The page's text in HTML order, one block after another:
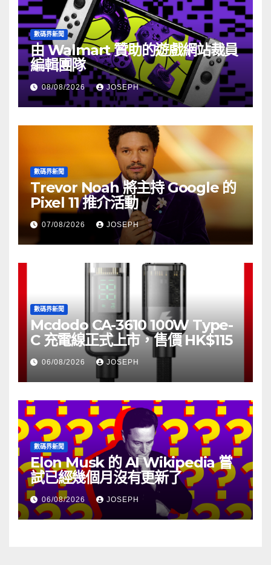
數碼界新聞
由 Walmart 贊助的遊戲網站裁員
編輯團隊
08/08/2026 JOSEPH
數碼界新聞
Trevor Noah 將主持 Google 的
Pixel 11 推介活動
07/08/2026 JOSEPH
數碼界新聞
Mcdodo CA-3610 100W Type-
C 充電線正式上市，售價 HK$115
06/08/2026 JOSEPH
數碼界新聞
Elon Musk 的 AI Wikipedia 嘗
試已經幾個月沒有更新了
06/08/2026 JOSEPH